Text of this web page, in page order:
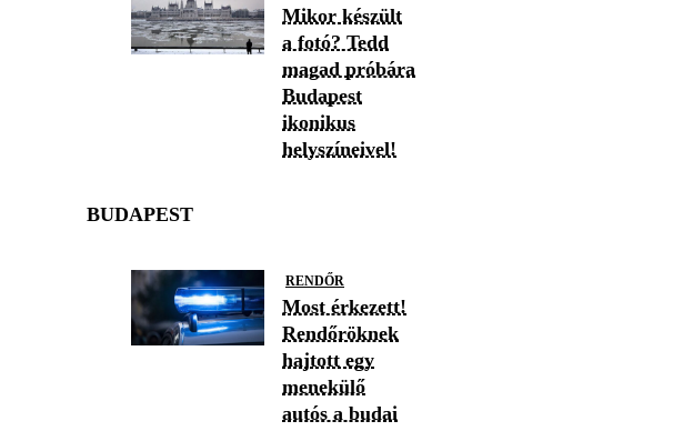
Mikor készült
a fotó? Tedd
magad próbára
Budapest
ikonikus
helyszíneivel!
BUDAPEST
RENDŐR
Most érkezett!
Rendőröknek
hajtott egy
menekülő
autós a budai